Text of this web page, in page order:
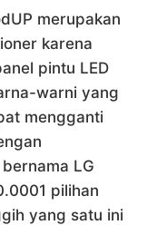
merupakan
karena
pintu LED
warni yang
mengganti
LG
pilihan
yang satu ini